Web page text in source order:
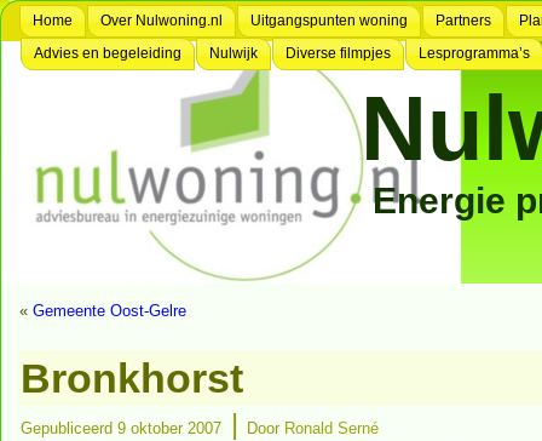
Home Over Nulwoning.nl Uitgangspunten woning Partners
Advies en begeleiding
Nulwijk Diverse filmpjes Lesprogramma’s
Energie
« Gemeente Oost-Gelre
Bronkhorst
Gepubliceerd 9 oktober 2007 | Door Ronald Serné